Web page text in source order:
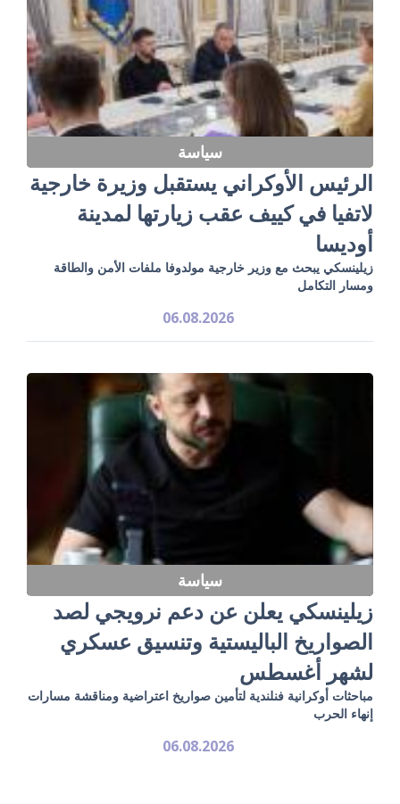
سياسة
الرئيس الأوكراني يستقبل وزيرة خارجية
لاتفيا في كييف عقب زيارتها لمدينة
أوديسا
زيلينسكي يبحث مع وزير خارجية مولدوفا ملفات الأمن والطاقة
ومسار التكامل
06.08.2026
سياسة
زيلينسكي يعلن عن دعم نرويجي لصد
الصواريخ الباليستية وتنسيق عسكري
لشهر أغسطس
مباحثات أوكرانية فنلندية لتأمين صواريخ اعتراضية ومناقشة مسارات
إنهاء الحرب
06.08.2026